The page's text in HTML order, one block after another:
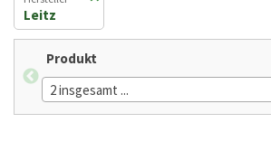
Leitz
Produkt
2 insgesamt ...